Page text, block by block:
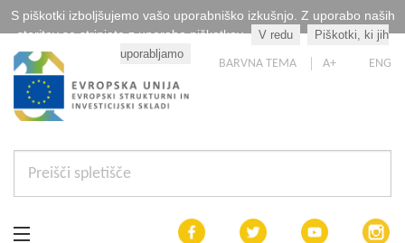
S piškotki izboljšujemo vašo uporabniško izkušnjo. Z uporabo naših
storitev se strinjate z uporabo piškotkov.
V redu
Piškotki, ki jih
uporabljamo
BARVNA TEMA A+ ENG